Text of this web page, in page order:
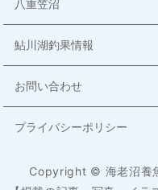
八重笠沼
鮎川湖釣果情報
お問い合わせ
プライバシーポリシー
Copyright © 海老沼養